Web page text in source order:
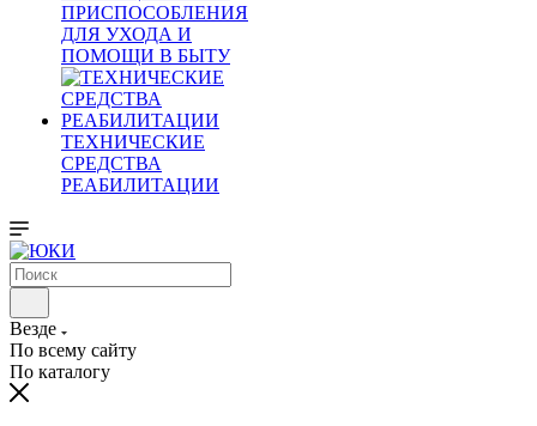
ПРИСПОСОБЛЕНИЯ
ДЛЯ УХОДА И
ПОМОЩИ В БЫТУ
ТЕХНИЧЕСКИЕ
СРЕДСТВА
РЕАБИЛИТАЦИИ
Везде
По всему сайту
По каталогу